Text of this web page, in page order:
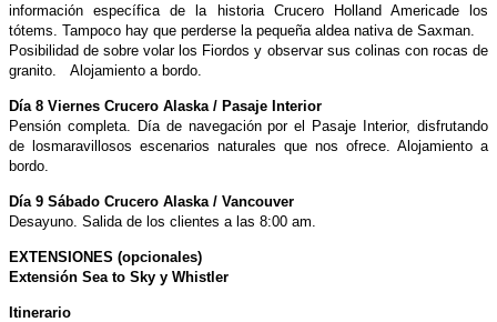
información específica de la historia Crucero Holland Americade los
tótems. Tampoco hay que perderse la pequeña aldea nativa de Saxman.
Posibilidad de sobre volar los Fiordos y observar sus colinas con rocas de
granito. Alojamiento a bordo.
Día 8 Viernes Crucero Alaska / Pasaje Interior
Pensión completa. Día de navegación por el Pasaje Interior, disfrutando
de losmaravillosos escenarios naturales que nos ofrece. Alojamiento a
bordo.
Día 9 Sábado Crucero Alaska / Vancouver
Desayuno. Salida de los clientes a las 8:00 am.
EXTENSIONES (opcionales)
Extensión Sea to Sky y Whistler
Itinerario